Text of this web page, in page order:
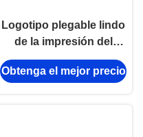
Logotipo plegable lindo
de la impresión del
regalo del recuerdo del
espejo cosmético del
Obtenga el mejor precio